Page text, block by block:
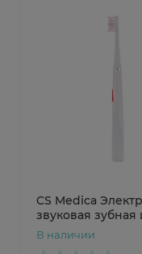
CS Medica
звуковая зубная
SonicMax CS-167-
В наличии